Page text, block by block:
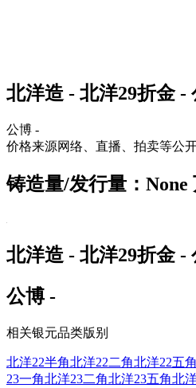
北洋造 - 北洋29折金 -
公博 -
价格来源网络、直播、拍卖等公
铸造量/发行量：None
北洋造 - 北洋29折金 -
公博 -
相关银元品类版别
北洋22半角北洋22二角北洋22五角
23一角北洋23二角北洋23五角北